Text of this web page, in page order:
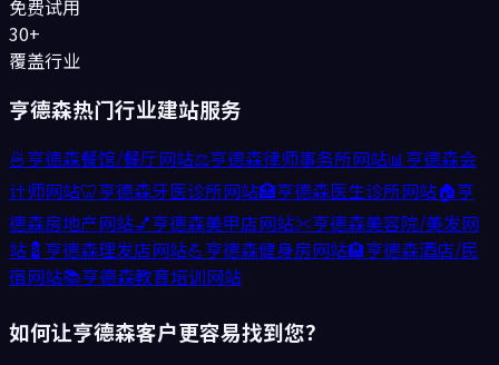
免费试用
30+
覆盖行业
亨德森热门行业建站服务
🍜亨德森餐馆/餐厅网站⚖️亨德森律师事务所网站📊亨德森会
计师网站🦷亨德森牙医诊所网站🏥亨德森医生诊所网站🏠亨
德森房地产网站💅亨德森美甲店网站✂️亨德森美容院/美发网
站💈 亨德森理发店网站💪亨德森健身房网站🏨亨德森酒店/民
宿网站📚亨德森教育培训网站
如何让亨德森客户更容易找到您？